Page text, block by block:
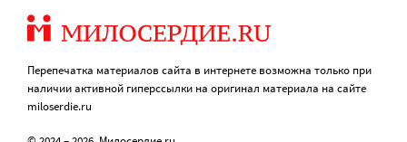
Перепечатка материалов сайта в интернете возможна только при
наличии активной гиперссылки на оригинал материала на сайте
miloserdie.ru